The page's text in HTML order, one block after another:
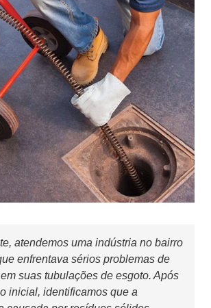
atendemos uma indústria no bairro
enfrentava sérios problemas de
suas tubulações de esgoto. Após
inicial, identificamos que a